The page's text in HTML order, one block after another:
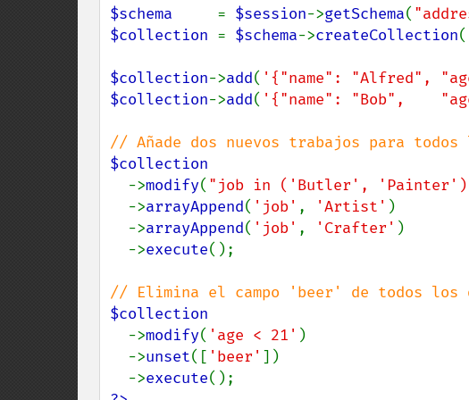
$schema = $session->getSchema(
$collection = $schema->createCollection(
$collection->add( '{"name": "Alfred",
$collection->add( '{"name": "Bob",
$collection
->modify( "job in ('Butler',
  ->
arrayAppend( 'job' , 'Artist' )
  ->
arrayAppend( 'job' , 'Crafter' )
  ->
execute();
$collection
->modify( 'age < 21' )
  ->
unset([ 'beer' ])
  ->
execute